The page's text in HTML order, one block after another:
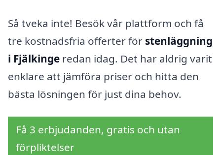
Så tveka inte! Besök vår plattform och få
tre kostnadsfria offerter för stenläggning
i Fjälkinge redan idag. Det har aldrig varit
enklare att jämföra priser och hitta den
bästa lösningen för just dina behov.
Få 3 erbjudanden, gratis och utan
förpliktelser